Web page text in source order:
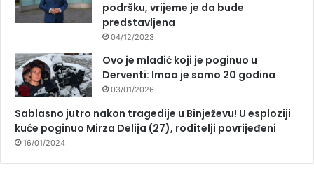
podršku, vrijeme je da bude
predstavljena
04/12/2023
Ovo je mladić koji je poginuo u
Derventi: Imao je samo 20 godina
03/01/2026
Sablasno jutro nakon tragedije u Binježevu! U esploziji
kuće poginuo Mirza Delija (27), roditelji povrijeđeni
16/01/2024